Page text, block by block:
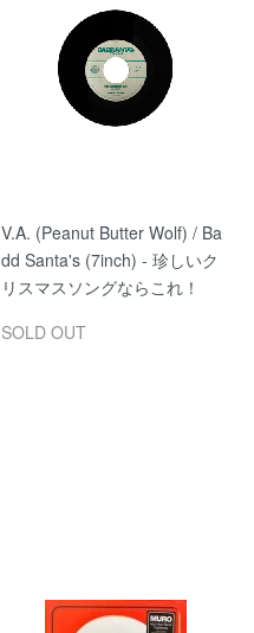
V.A. (Peanut Butter Wolf) / Ba
dd Santa's (7inch) - 珍しいク
リスマスソングならこれ！
SOLD OUT